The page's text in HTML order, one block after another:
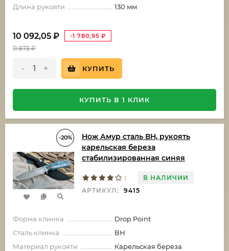
Длина рукояти
130 мм
10 092,05 ₽ -1 780,95 ₽
11 873₽
- + КУПИТЬ
КУПИТЬ В 1 КЛИК
-20%
Нож Амур сталь ВН, рукоять
карельская береза
стабилизированная синяя
1
В НАЛИЧИИ
АРТИКУЛ:
9415
Форма клинка
Drop Point
Сталь клинка
ВН
Материал рукояти
Карельская береза